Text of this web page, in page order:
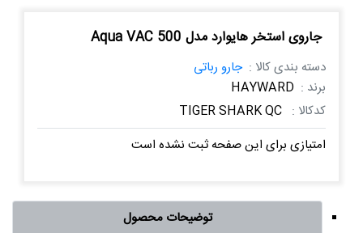
جاروی استخر هایوارد مدل Aqua VAC 500
دسته بندی کالا : جارو رباتی
برند : HAYWARD
کدکالا : TIGER SHARK QC
امتیازی برای این صفحه ثبت نشده است
توضیحات محصول